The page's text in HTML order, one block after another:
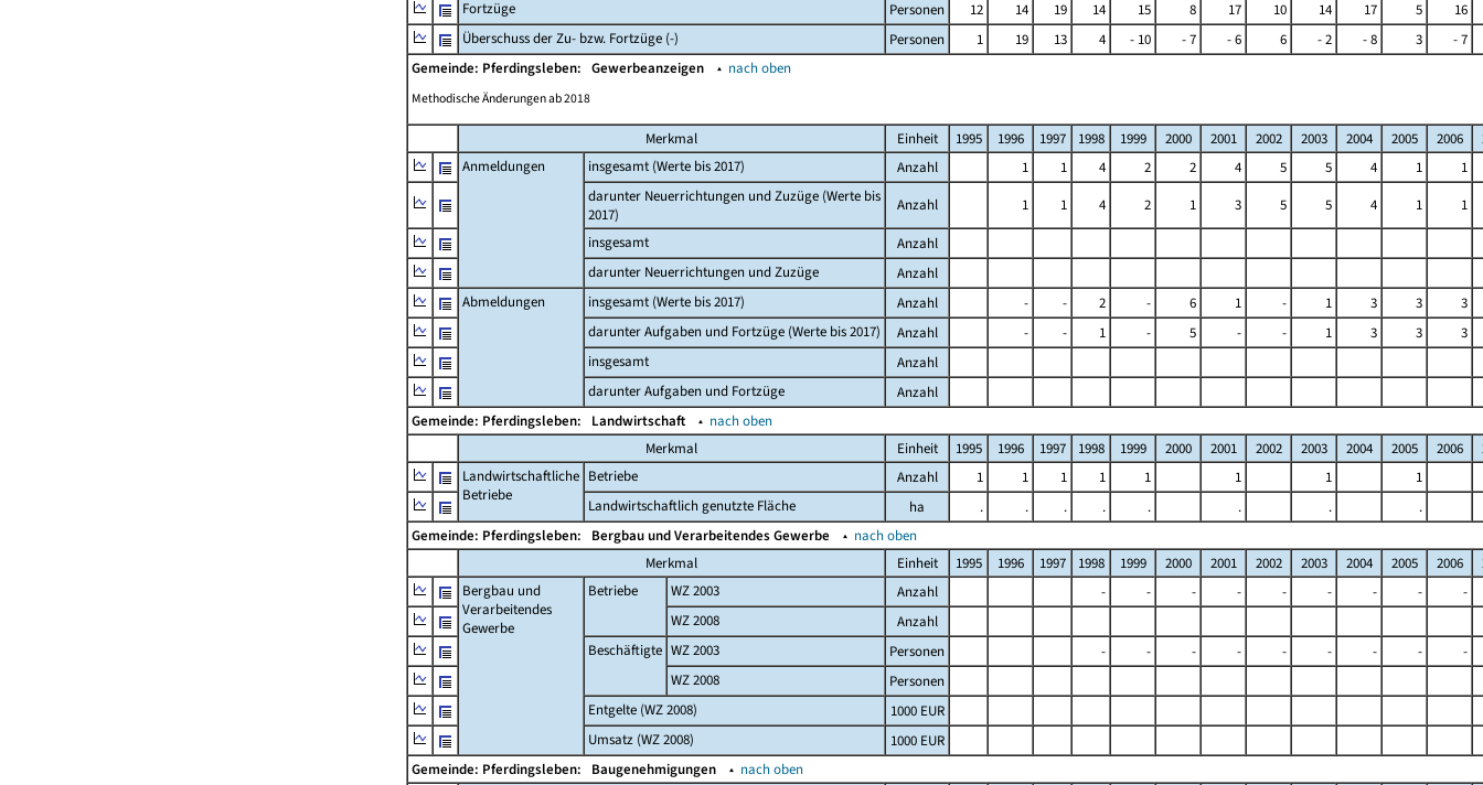
Fortzüge
Personen 12 14 19 14 15 8 17 10 14 17 5
16
Überschuss der Zu- bzw. Fortzüge (-)
Personen 1 19 13 4 - 10 - 7 - 6 6 - 2 - 8 3
- 7
Gemeinde: Pferdingsleben: Gewerbeanzeigen ▴ nach oben
Methodische Änderungen ab 2018
Merkmal Einheit 1995 1996 1997 1998 1999 2000 2001 2002 2003 2004 2005 2006
Anmeldungen
insgesamt (Werte bis 2017) Anzahl 1 1 4 2 2 4 5 5 4 1
1
darunter Neuerrichtungen und Zuzüge (Werte bis
2017)
Anzahl 1 1 4 2 1 3 5 5 4 1
1
insgesamt
Anzahl
darunter Neuerrichtungen und Zuzüge
Anzahl
Abmeldungen
insgesamt (Werte bis 2017) Anzahl - - 2 - 6 1 - 1 3 3
3
darunter Aufgaben und Fortzüge (Werte bis 2017)
Anzahl - - 1 - 5 - - 1 3 3
3
insgesamt
Anzahl
darunter Aufgaben und Fortzüge
Anzahl
Gemeinde: Pferdingsleben: Landwirtschaft ▴ nach oben
Merkmal
Einheit 1995 1996 1997 1998 1999 2000 2001 2002 2003 2004 2005 2006
Landwirtschaftliche
Betriebe
Betriebe Anzahl 1 1 1 1 1 1 1
1
Landwirtschaftlich genutzte Fläche
ha . . . . . . .
.
Gemeinde: Pferdingsleben: Bergbau und Verarbeitendes Gewerbe ▴ nach oben
Merkmal
Einheit 1995 1996 1997 1998 1999 2000 2001 2002 2003 2004 2005 2006
Bergbau und
Verarbeitendes
Gewerbe
Betriebe WZ 2003 Anzahl - - - - - - - -
-
WZ 2008
Anzahl
Beschäftigte WZ 2003 Personen - - - - - - - -
-
WZ 2008
Personen
Entgelte (WZ 2008)
1000 EUR
Umsatz (WZ 2008)
1000 EUR
Gemeinde: Pferdingsleben: Baugenehmigungen ▴ nach oben